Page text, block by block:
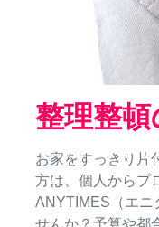
整理整
お家をすっきり片
方は、個人からプ
ANYTIMES（エニ
せんか？予算や都